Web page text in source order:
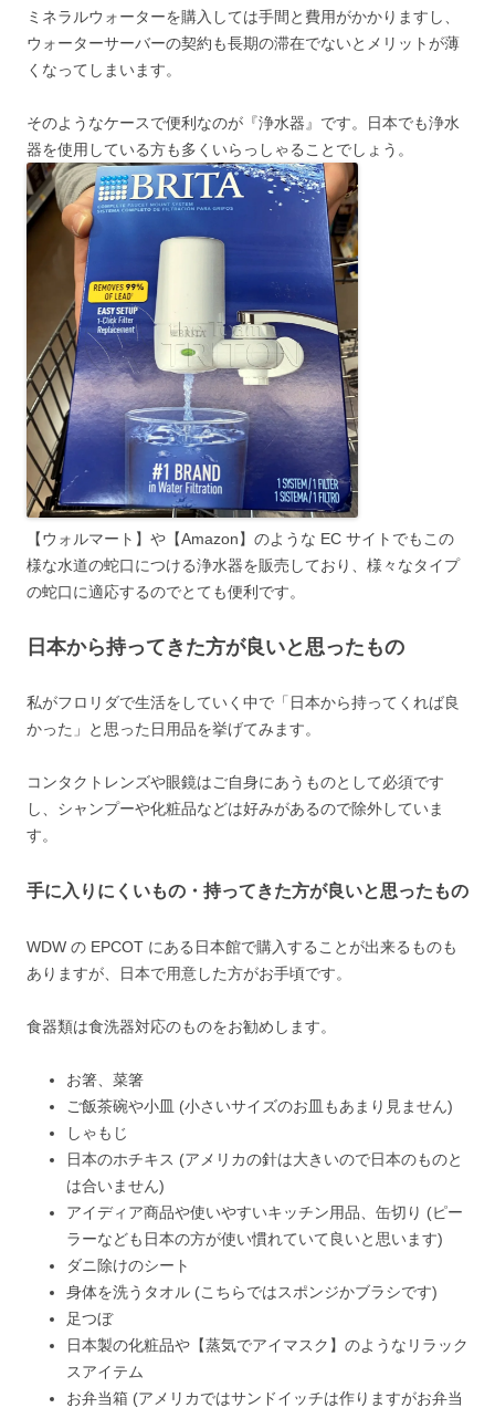
ミネラルウォーターを購入しては手間と費用がかかりますし、
ウォーターサーバーの契約も長期の滞在でないとメリットが薄
くなってしまいます。
そのようなケースで便利なのが『浄水器』です。日本でも浄水
器を使用している方も多くいらっしゃることでしょう。
【ウォルマート】や【Amazon】のような EC サイトでもこの
様な水道の蛇口につける浄水器を販売しており、様々なタイプ
の蛇口に適応するのでとても便利です。
日本から持ってきた方が良いと思ったもの
私がフロリダで生活をしていく中で「日本から持ってくれば良
かった」と思った日用品を挙げてみます。
コンタクトレンズや眼鏡はご自身にあうものとして必須です
し、シャンプーや化粧品などは好みがあるので除外していま
す。
手に入りにくいもの・持ってきた方が良いと思ったもの
WDW の EPCOT にある日本館で購入することが出来るものも
ありますが、日本で用意した方がお手頃です。
食器類は食洗器対応のものをお勧めします。
お箸、菜箸
ご飯茶碗や小皿 (小さいサイズのお皿もあまり見ません)
しゃもじ
日本のホチキス (アメリカの針は大きいので日本のものと
は合いません)
アイディア商品や使いやすいキッチン用品、缶切り (ピー
ラーなども日本の方が使い慣れていて良いと思います)
ダニ除けのシート
身体を洗うタオル (こちらではスポンジかブラシです)
足つぼ
日本製の化粧品や【蒸気でアイマスク】のようなリラック
スアイテム
お弁当箱 (アメリカではサンドイッチは作りますがお弁当